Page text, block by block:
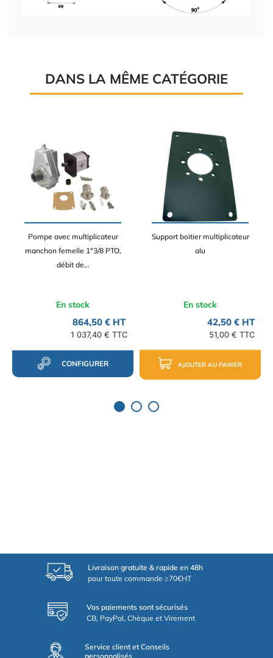
DANS LA MÊME CATÉGORIE
Pompe avec multiplicateur
manchon femelle 1"3/8 PTO,
débit de...
En stock
864,50 € HT
1 037,40 € TTC
CONFIGURER
Support boitier multiplicateur
alu
En stock
42,50 € HT
51,00 € TTC
AJOUTER AU PANIER
Livraison gratuite & rapide en 48h
pour toute commande ≥70€HT
Vos paiements sont sécurisés
CB, PayPal, Chèque et Virement
Service client et Conseils
personnalisés